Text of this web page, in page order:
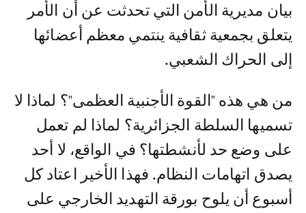
بيان مديرية الأمن التي تحدثت عن أن الأمر
يتعلق بجمعية ثقافية ينتمي معظم أعضائها
إلى الحراك الشعبي.
من هي هذه "القوة الأجنبية العظمى"؟ لماذا لا
تسميها السلطة الجزائرية؟ لماذا لم تعمل
على وضع حد لأنشطتها؟ في الواقع، لا أحد
يصدق اتهامات النظام. فهذا الأخير اعتاد كل
أسبوع أن يلوح بورقة التهديد الخارجي على